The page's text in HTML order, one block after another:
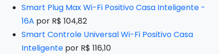
Smart Plug Max Wi-Fi Positivo Casa Inteligente -
16A por R$ 104,82
Smart Controle Universal Wi-Fi Positivo Casa
Inteligente por R$ 116,10